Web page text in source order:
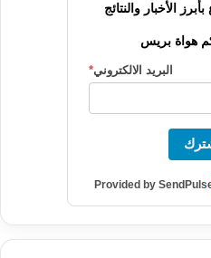
الأخبار والنتائج
هواة بريس
البريد الالكتروني*
Provided by